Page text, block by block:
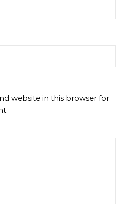
website in this browser for